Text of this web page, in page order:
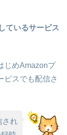
ているサービス
じめAmazonプ
ビスでも配信さ
され